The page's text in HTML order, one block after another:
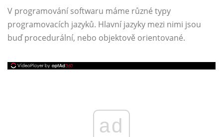
V programování softwaru máme různé typy
programovacích jazyků. Hlavní jazyky mezi nimi jsou
buď procedurální, nebo objektově orientované.
ad